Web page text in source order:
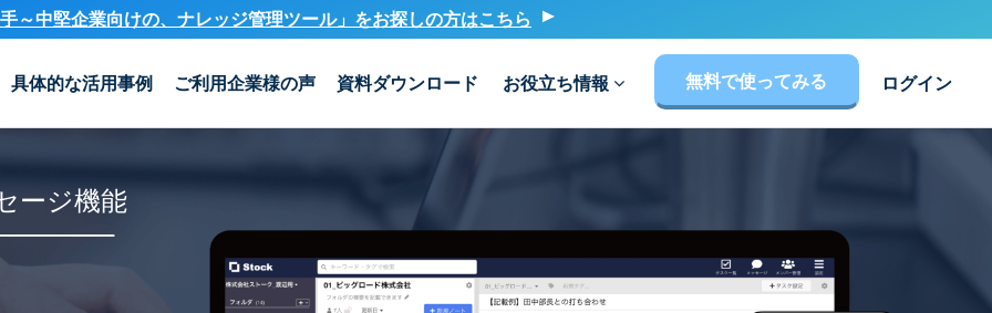
～中堅企業向けの、ナレッジ管理ツール」をお探しの方はこちら
具体的な活用事例 ご利用企業様の声 資料ダウンロード お役立ち情報 無料で使ってみる ログイン
ージ機能